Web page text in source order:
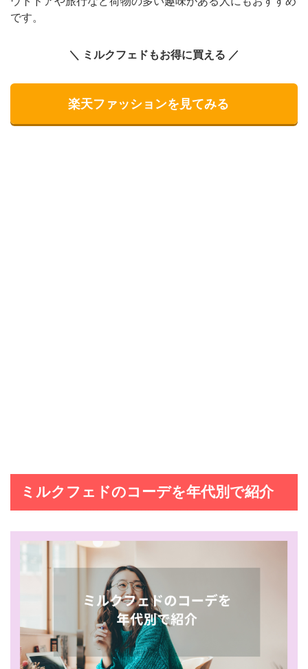
です。
＼ ミルクフェドもお得に買える ／
楽天ファッションを見てみる
ミルクフェドのコーデを年代別で紹介